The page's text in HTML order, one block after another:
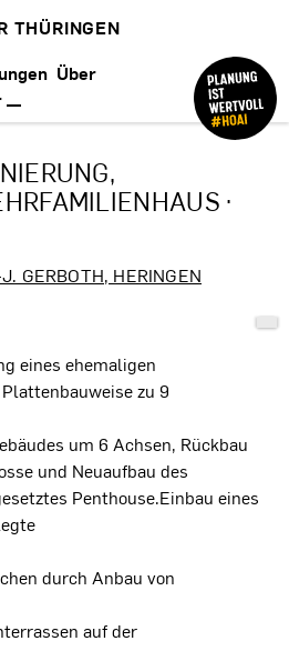
THÜRINGEN
Über
·
GERBOTH, HERINGEN
eines ehemaligen
zu 9
um 6 Achsen, Rückbau
und Neuaufbau des
Penthouse.Einbau eines
durch Anbau von
auf der